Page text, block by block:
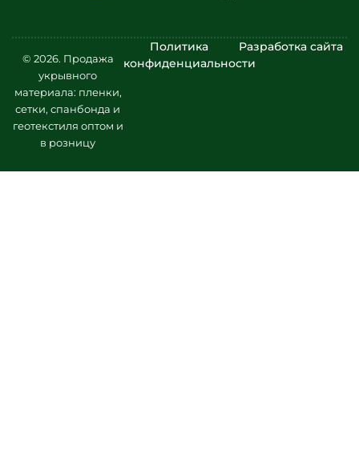
© 2026. Продажа
укрывного
материала: пленки,
сетки, спанбонда и
геотекстиля оптом и
в розницу
Политика
конфиденциальности
Разработка сайта